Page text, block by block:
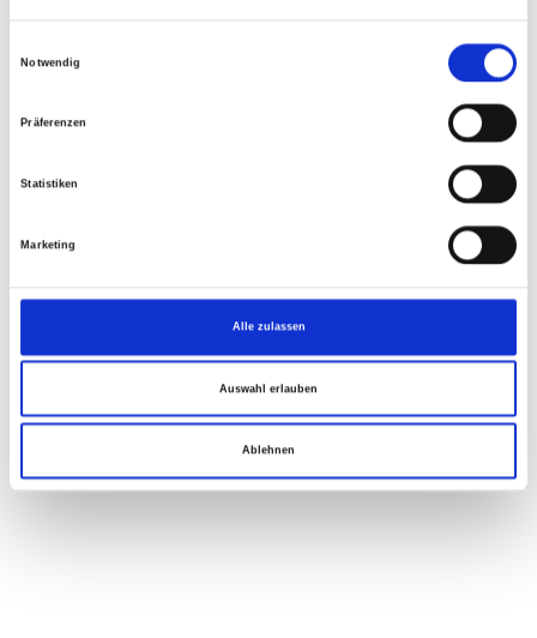
Notwendig
Präferenzen
Statistiken
Marketing
Alle zulassen
Auswahl erlauben
Ablehnen